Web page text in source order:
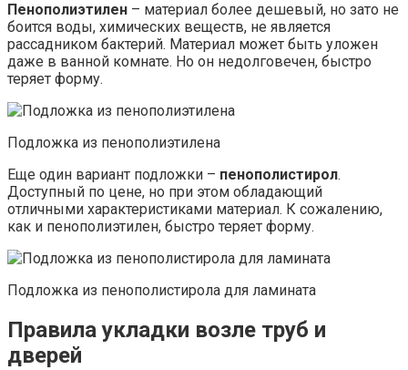
Пенополиэтилен – материал более дешевый, но зато не
боится воды, химических веществ, не является
рассадником бактерий. Материал может быть уложен
даже в ванной комнате. Но он недолговечен, быстро
теряет форму.
Подложка из пенополиэтилена
Еще один вариант подложки – пенополистирол.
Доступный по цене, но при этом обладающий
отличными характеристиками материал. К сожалению,
как и пенополиэтилен, быстро теряет форму.
Подложка из пенополистирола для ламината
Правила укладки возле труб и
дверей